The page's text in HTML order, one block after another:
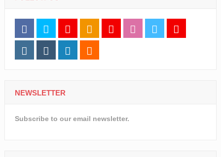
NEWSLETTER
Subscribe to our email newsletter.